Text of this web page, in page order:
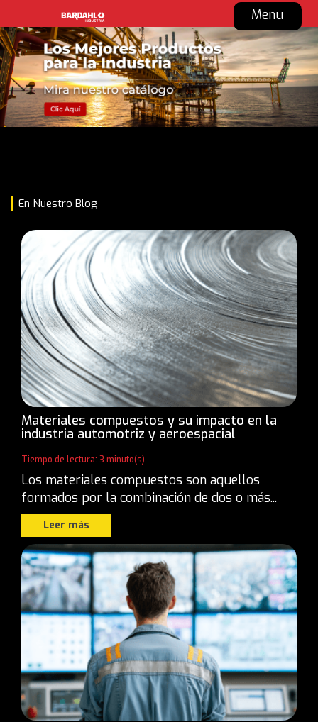
Menu
En Nuestro Blog
Materiales compuestos y su impacto en la
industria automotriz y aeroespacial
Tiempo de lectura: 3 minuto(s)
Los materiales compuestos son aquellos
formados por la combinación de dos o más...
Leer más